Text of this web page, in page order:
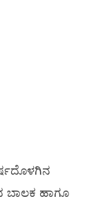
ಬಾಲಕ ಹಾಗೂ